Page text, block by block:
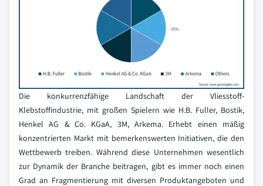
Die konkurrenzfähige Landschaft der Vliesstoff-
Klebstoffindustrie, mit großen Spielern wie H.B. Fuller, Bostik,
Henkel AG & Co. KGaA, 3M, Arkema. Erhebt einen mäßig
konzentrierten Markt mit bemerkenswerten Initiativen, die den
Wettbewerb treiben. Während diese Unternehmen wesentlich
zur Dynamik der Branche beitragen, gibt es immer noch einen
Grad an Fragmentierung mit diversen Produktangeboten und